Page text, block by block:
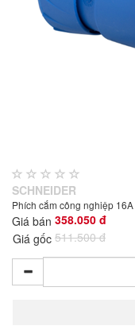
SCHNEIDER
Phích cắm công nghiệp
Giá bán 358.050 đ
Giá gốc 511.500 đ